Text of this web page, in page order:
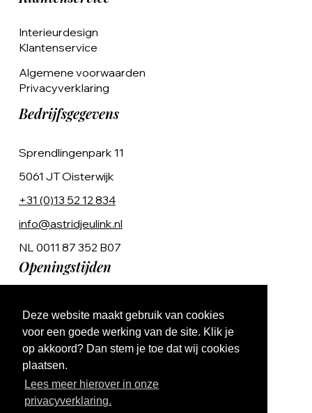
Deze website maakt gebruik van cookies
voor een goede werking van de site. Klik je
op akkoord? Dan stem je toe dat wij cookies
plaatsen.
Lees meer hierover in onze
privacyverklaring.
Interieurdesign
Klantenservice
Algemene voorwaarden
Privacyverklaring
Bedrijfsgegevens
Sprendlingenpark 11
5061 JT Oisterwijk
+31 (0)13 52 12 834
info@astridjeulink.nl
NL 0011 87 352 B07
Openingstijden
Ma t/m Vr 9:00 - 17:00